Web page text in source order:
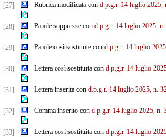
[27] Rubrica modificata con d.p.g.r. 14 luglio 2025,
[28] Parole soppresse con d.p.g.r. 14 luglio 2025, n.
[29] Parole così sostituite con d.p.g.r. 14 luglio
[30] Lettera così sostituita con d.p.g.r. 14 luglio
[31] Lettera inserita con d.p.g.r. 14 luglio 2025, n.
[32] Comma inserito con d.p.g.r. 14 luglio 2025, n.
[33] Lettera così sostituita con d.p.g.r. 14 luglio